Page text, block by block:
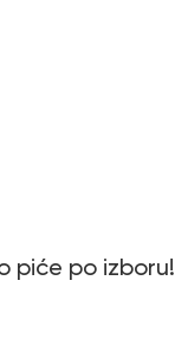
piće po izboru!